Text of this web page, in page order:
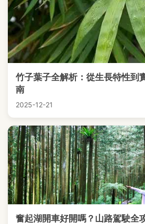
竹子葉子全解析：從生長特性到
南
2025-12-21
奮起湖開車好開嗎？山路駕駛全